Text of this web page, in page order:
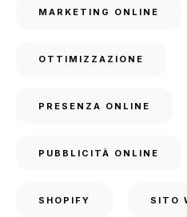
MARKETING ONLINE
OTTIMIZZAZIONE
PRESENZA ONLINE
PUBBLICITÀ ONLINE
SHOPIFY SITO